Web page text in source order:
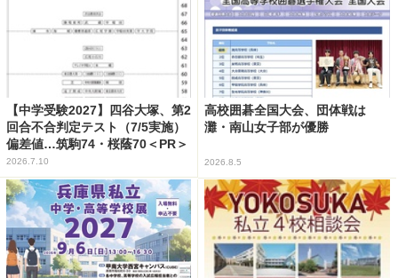
【中学受験2027】四谷大塚、第2
回合不合判定テスト（7/5実施）
偏差値…筑駒74・桜蔭70＜PR＞
2026.7.10
高校囲碁全国大会、団体戦は
灘・南山女子部が優勝
2026.8.5